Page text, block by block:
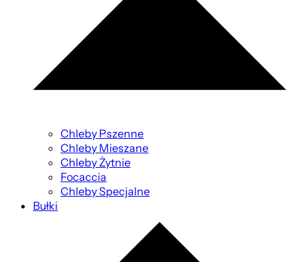
Chleby Pszenne
Chleby Mieszane
Chleby Żytnie
Focaccia
Chleby Specjalne
Bułki